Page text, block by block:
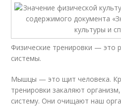
Физические тренировки — это
системы.
Мышцы — это щит человека.
тренировки закаляют
систему. Они очищают наш